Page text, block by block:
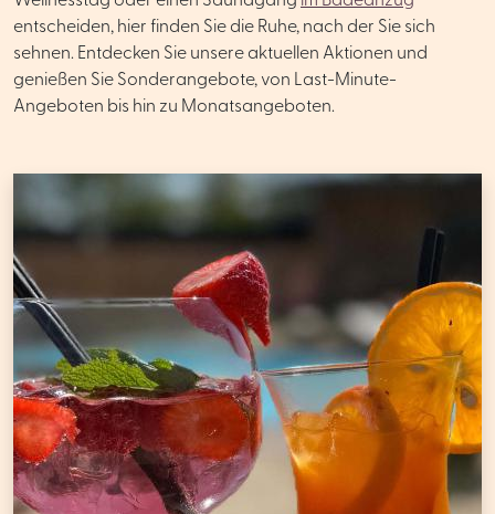
entscheiden, hier finden Sie die Ruhe, nach der Sie sich
sehnen. Entdecken Sie unsere aktuellen Aktionen und
genießen Sie Sonderangebote, von Last-Minute-
Angeboten bis hin zu Monatsangeboten.